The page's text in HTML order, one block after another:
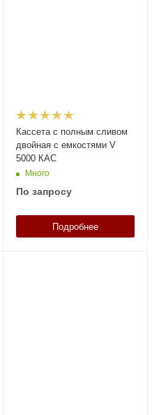
Кассета с полным сливом
двойная с емкостями V
5000 КАС
Много
По запросу
Подробнее